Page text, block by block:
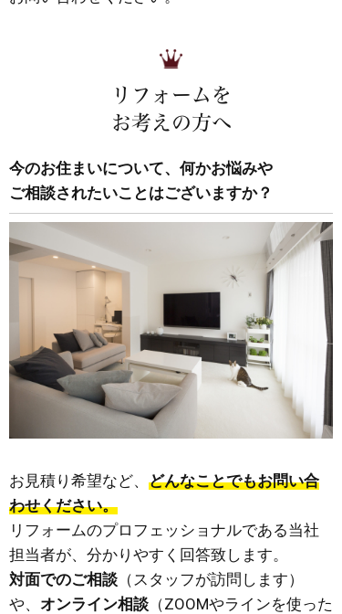
リフォームを
お考えの方へ
今のお住まいについて、何かお悩みや
ご相談されたいことはございますか？
お見積り希望など、 どんなことでもお問い合
わせください。
リフォームのプロフェッショナルである当社
担当者が、分かりやすく回答致します。
対面でのご相談 （スタッフが訪問します）
や、 オンライン相談 （ZOOMやラインを使った